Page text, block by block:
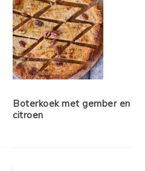
Boterkoek met gember en
citroen